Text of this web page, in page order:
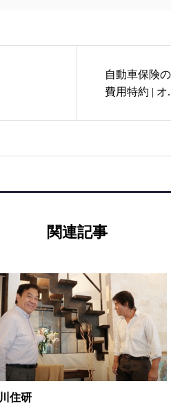
自動車保険
費用特約 | オ
関連記事
住研